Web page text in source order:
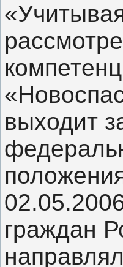
выходит
граждан